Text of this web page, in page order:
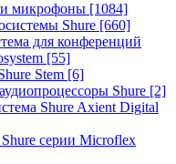
микрофоны [1084]
Shure [660]
для конференций
[55]
Stem [6]
Shure [2]
Shure Axient Digital
серии Microflex